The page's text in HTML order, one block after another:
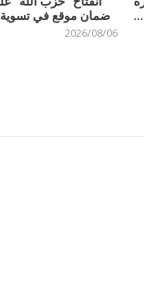
ضمان موقع في تسوية
2026/08/06